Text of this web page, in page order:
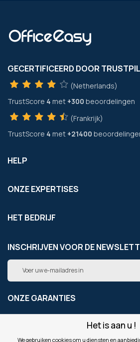
Het is aan u !
We gebruiken cookies om u diensten en
GECERTIFICEERD DOOR
(Netherlands)
TrustScore 4 met +300 beoordelingen
(Frankrijk)
TrustScore 4 met +21400
HELP
ONZE EXPERTISES
HET BEDRIJF
INSCHRIJVEN VOOR DE
Abonneer
op
onze
nieuwsbrief
ONZE GARANTIES